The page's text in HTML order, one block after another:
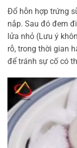
Đổ hỗn hợp trứng
nắp. Sau đó đem
lửa nhỏ (Lưu ý
rỗ, trong thời gian
để tránh sự cố có